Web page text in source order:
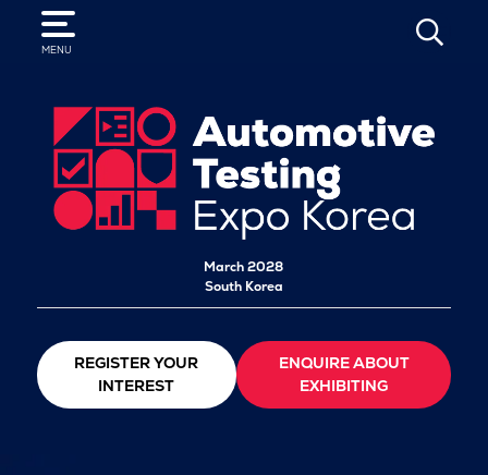
MENU
SEARCH
March 2028
South Korea
REGISTER YOUR
INTEREST
ENQUIRE ABOUT
EXHIBITING